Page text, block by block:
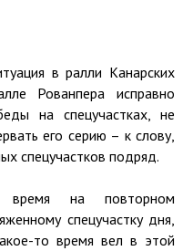
в ралли Канарских
Рованпера исправно
на спецучастках, не
его серию – к слову,
спецучастков подряд.
время на повторном
спецучастку дня,
то время вел в этой